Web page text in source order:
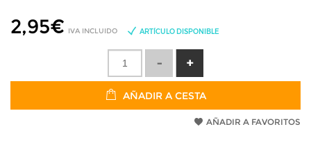
2,95€ IVA INCLUIDO ARTÍCULO DISPONIBLE
AÑADIR A CESTA
AÑADIR A FAVORITOS